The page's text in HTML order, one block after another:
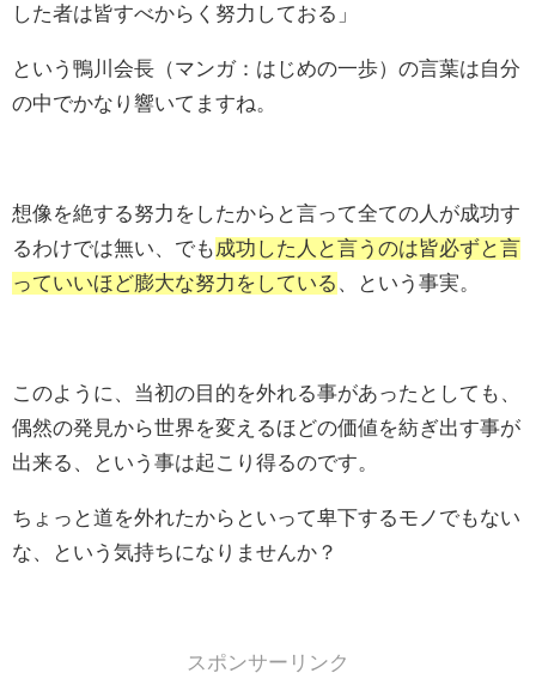
した者は皆すべからく努力しておる」
という鴨川会長（マンガ：はじめの一歩）の言葉は自分
の中でかなり響いてますね。
想像を絶する努力をしたからと言って全ての人が成功す
るわけでは無い、でも成功した人と言うのは皆必ずと言
っていいほど膨大な努力をしている 、という事実。
このように、当初の目的を外れる事があったとしても、
偶然の発見から世界を変えるほどの価値を紡ぎ出す事が
出来る、という事は起こり得るのです。
ちょっと道を外れたからといって卑下するモノでもない
な、という気持ちになりませんか？
スポンサーリンク